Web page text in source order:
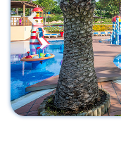
Previous